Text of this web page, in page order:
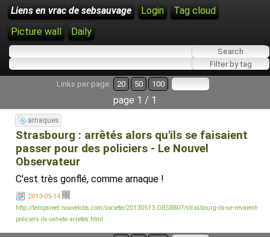
Liens en vrac de sebsauvage Login
Tag cloud
Picture wall
Daily
Links per page: 20 50 100
page 1 / 1
arnaques
Strasbourg : arrêtés alors qu'ils se faisaient
passer pour des policiers - Le Nouvel
Observateur
C'est très gonflé, comme arnaque !
2013-05-14
http://tempsreel.nouvelobs.com/societe/20130513.OBS8807/strasbourg-ils-se-revaient-
policiers-ils-ont-ete-arretes.html